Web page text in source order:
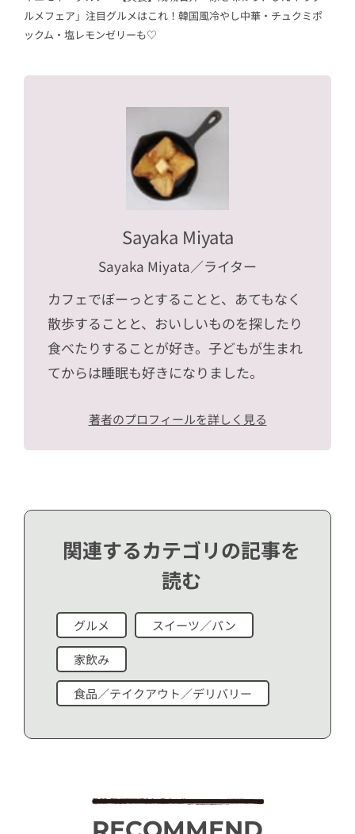
ルメフェア」注目グルメはこれ！韓国風冷やし中華・チュクミポ
ックム・塩レモンゼリーも♡
Sayaka Miyata
Sayaka Miyata／ライター
カフェでぼーっとすることと、あてもなく
散歩することと、おいしいものを探したり
食べたりすることが好き。子どもが生まれ
てからは睡眠も好きになりました。
著者のプロフィールを詳しく見る
関連するカテゴリの記事を
読む
グルメ スイーツ／パン
家飲み
食品／テイクアウト／デリバリー